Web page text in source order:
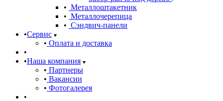
Металлоштакетник
Металлочерепица
Сэндвич-панели
Сервис
Оплата и доставка
Наша компания
Партнеры
Вакансии
Фотогалерея